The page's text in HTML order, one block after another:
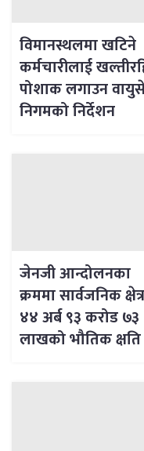
विमानस्थलमा खटिने
कर्मचारीलाई
पोशाक लगाउन
निगमको निर्देशन
जेनजी आन्दोलनका
क्रममा सार्वजनिक
४४ अर्ब ९३ करोड ७३
लाखको भौतिक क्षति